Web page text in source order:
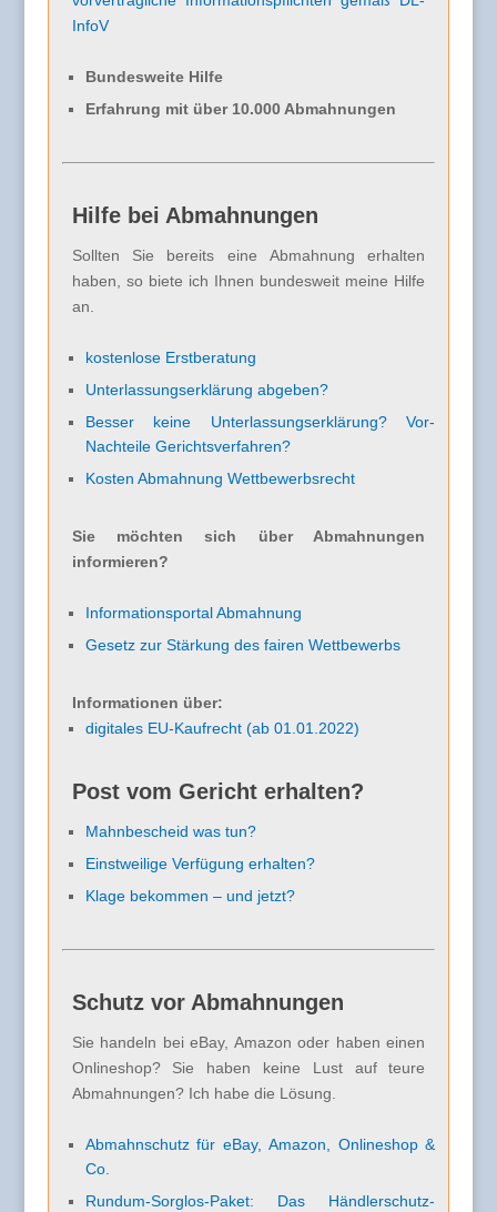
InfoV
Bundesweite Hilfe
Erfahrung mit über 10.000 Abmahnungen
Hilfe bei Abmahnungen
Sollten Sie bereits eine Abmahnung erhalten
haben, so biete ich Ihnen bundesweit meine Hilfe
an.
kostenlose Erstberatung
Unterlassungserklärung abgeben?
Besser keine Unterlassungserklärung? Vor-
Nachteile Gerichtsverfahren?
Kosten Abmahnung Wettbewerbsrecht
Sie möchten sich über Abmahnungen
informieren?
Informationsportal Abmahnung
Gesetz zur Stärkung des fairen Wettbewerbs
Informationen über:
digitales EU-Kaufrecht (ab 01.01.2022)
Post vom Gericht erhalten?
Mahnbescheid was tun?
Einstweilige Verfügung erhalten?
Klage bekommen – und jetzt?
Schutz vor Abmahnungen
Sie handeln bei eBay, Amazon oder haben einen
Onlineshop? Sie haben keine Lust auf teure
Abmahnungen? Ich habe die Lösung.
Abmahnschutz für eBay, Amazon, Onlineshop &
Co.
Rundum-Sorglos-Paket: Das Händlerschutz-